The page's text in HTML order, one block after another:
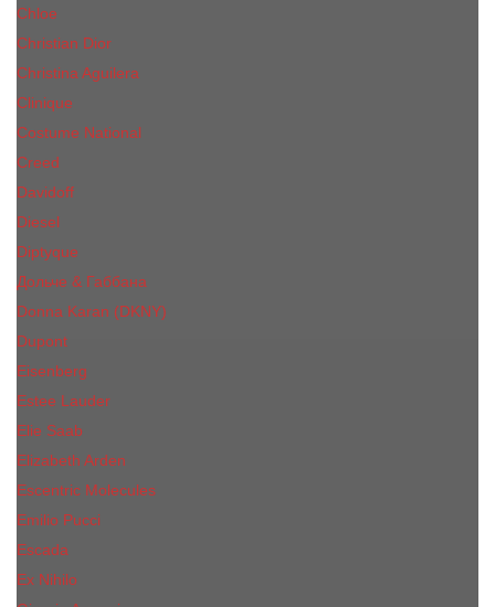
Chloe
Christian Dior
Christina Aguilera
Сliniquе
Costume National
Creed
Davidoff
Diesel
Diptyque
Дольче & Габбана
Donna Karan (DKNY)
Dupont
Eisenberg
Еsteе Lаudеr
Elie Saab
Elizabeth Arden
Escentric Molecules
Emilio Pucci
Escada
Ex Nihilo